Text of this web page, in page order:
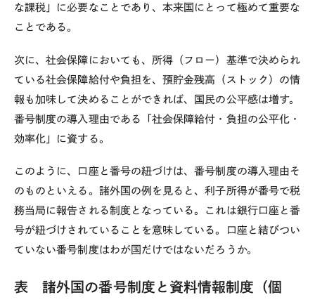
な課税」に必要なことであり、本来国にとって極めて重要な
ことである。
次に、社会保障においても、所得（フロー）基準で決められ
ている社会保障給付や負担を、預貯金残高（ストック）の情
報も加味して決めることができれば、国民の公平感は増す。
番号制度の導入理由である「社会保障給付・負担の公平化・
効率化」に資する。
このように、口座と番号の紐づけは、番号制度の導入理由そ
のものといえる。諸外国の例を見ると、利子所得が番号で税
務当局に報告される制度となっている。これは銀行口座と番
号が紐づけされていることを意味している。口座と結びつい
ていない番号制度はわが国だけではないだろうか。
表 諸外国の番号制度と資料情報制度（個